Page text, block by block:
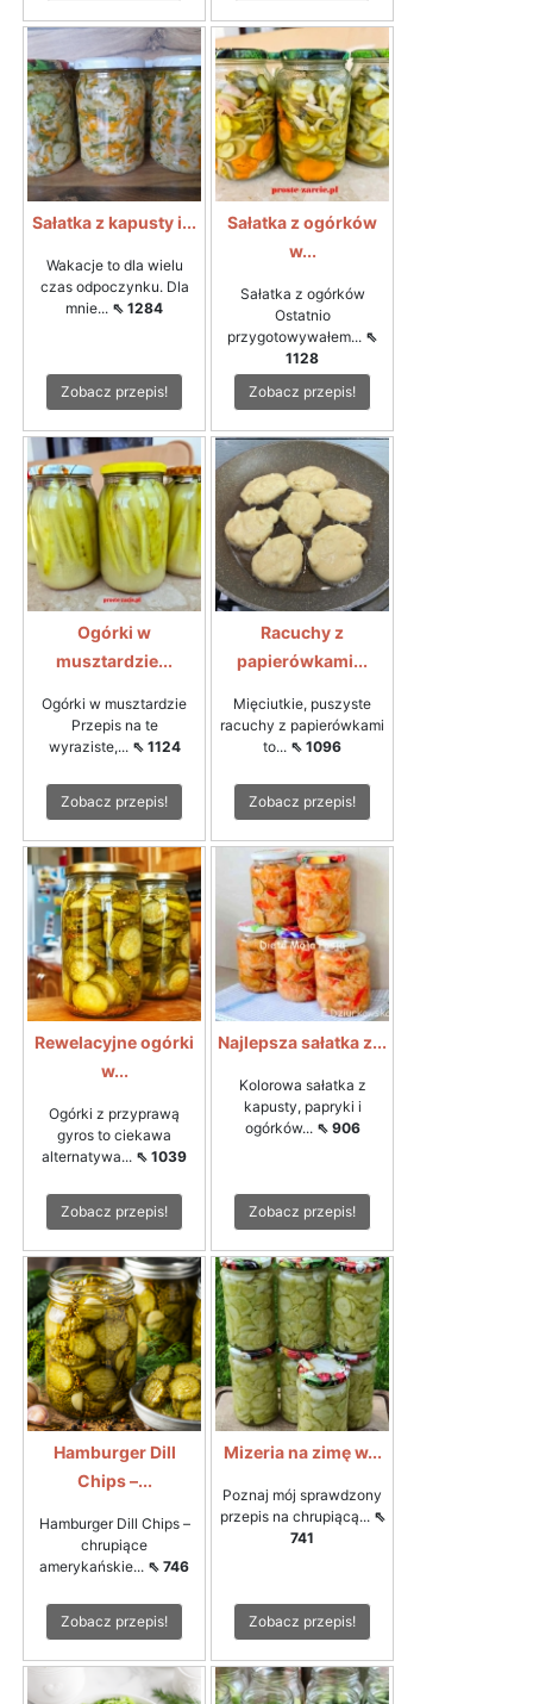
Sałatka z kapusty i...
Wakacje to dla wielu
czas odpoczynku. Dla
mnie... ⇖ 1284
Zobacz przepis!
Sałatka z ogórków
w...
Sałatka z ogórków
Ostatnio
przygotowywałem... ⇖
1128
Zobacz przepis!
Ogórki w
musztardzie...
Ogórki w musztardzie
Przepis na te
wyraziste,... ⇖ 1124
Zobacz przepis!
Racuchy z
papierówkami...
Mięciutkie, puszyste
racuchy z papierówkami
to... ⇖ 1096
Zobacz przepis!
Rewelacyjne ogórki
w...
Ogórki z przyprawą
gyros to ciekawa
alternatywa... ⇖ 1039
Zobacz przepis!
Najlepsza sałatka z...
Kolorowa sałatka z
kapusty, papryki i
ogórków... ⇖ 906
Zobacz przepis!
Hamburger Dill
Chips –...
Hamburger Dill Chips –
chrupiące
amerykańskie... ⇖ 746
Zobacz przepis!
Mizeria na zimę w...
Poznaj mój sprawdzony
przepis na chrupiącą... ⇖
741
Zobacz przepis!